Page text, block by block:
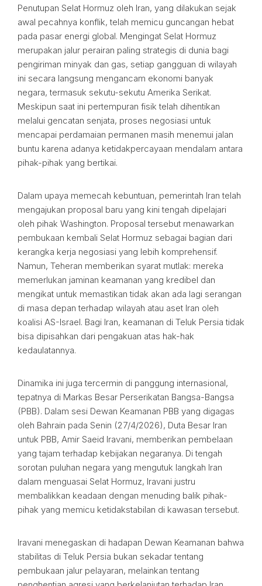
Penutupan Selat Hormuz oleh Iran, yang dilakukan sejak
awal pecahnya konflik, telah memicu guncangan hebat
pada pasar energi global. Mengingat Selat Hormuz
merupakan jalur perairan paling strategis di dunia bagi
pengiriman minyak dan gas, setiap gangguan di wilayah
ini secara langsung mengancam ekonomi banyak
negara, termasuk sekutu-sekutu Amerika Serikat.
Meskipun saat ini pertempuran fisik telah dihentikan
melalui gencatan senjata, proses negosiasi untuk
mencapai perdamaian permanen masih menemui jalan
buntu karena adanya ketidakpercayaan mendalam antara
pihak-pihak yang bertikai.
Dalam upaya memecah kebuntuan, pemerintah Iran telah
mengajukan proposal baru yang kini tengah dipelajari
oleh pihak Washington. Proposal tersebut menawarkan
pembukaan kembali Selat Hormuz sebagai bagian dari
kerangka kerja negosiasi yang lebih komprehensif.
Namun, Teheran memberikan syarat mutlak: mereka
memerlukan jaminan keamanan yang kredibel dan
mengikat untuk memastikan tidak akan ada lagi serangan
di masa depan terhadap wilayah atau aset Iran oleh
koalisi AS-Israel. Bagi Iran, keamanan di Teluk Persia tidak
bisa dipisahkan dari pengakuan atas hak-hak
kedaulatannya.
Dinamika ini juga tercermin di panggung internasional,
tepatnya di Markas Besar Perserikatan Bangsa-Bangsa
(PBB). Dalam sesi Dewan Keamanan PBB yang digagas
oleh Bahrain pada Senin (27/4/2026), Duta Besar Iran
untuk PBB, Amir Saeid Iravani, memberikan pembelaan
yang tajam terhadap kebijakan negaranya. Di tengah
sorotan puluhan negara yang mengutuk langkah Iran
dalam menguasai Selat Hormuz, Iravani justru
membalikkan keadaan dengan menuding balik pihak-
pihak yang memicu ketidakstabilan di kawasan tersebut.
Iravani menegaskan di hadapan Dewan Keamanan bahwa
stabilitas di Teluk Persia bukan sekadar tentang
pembukaan jalur pelayaran, melainkan tentang